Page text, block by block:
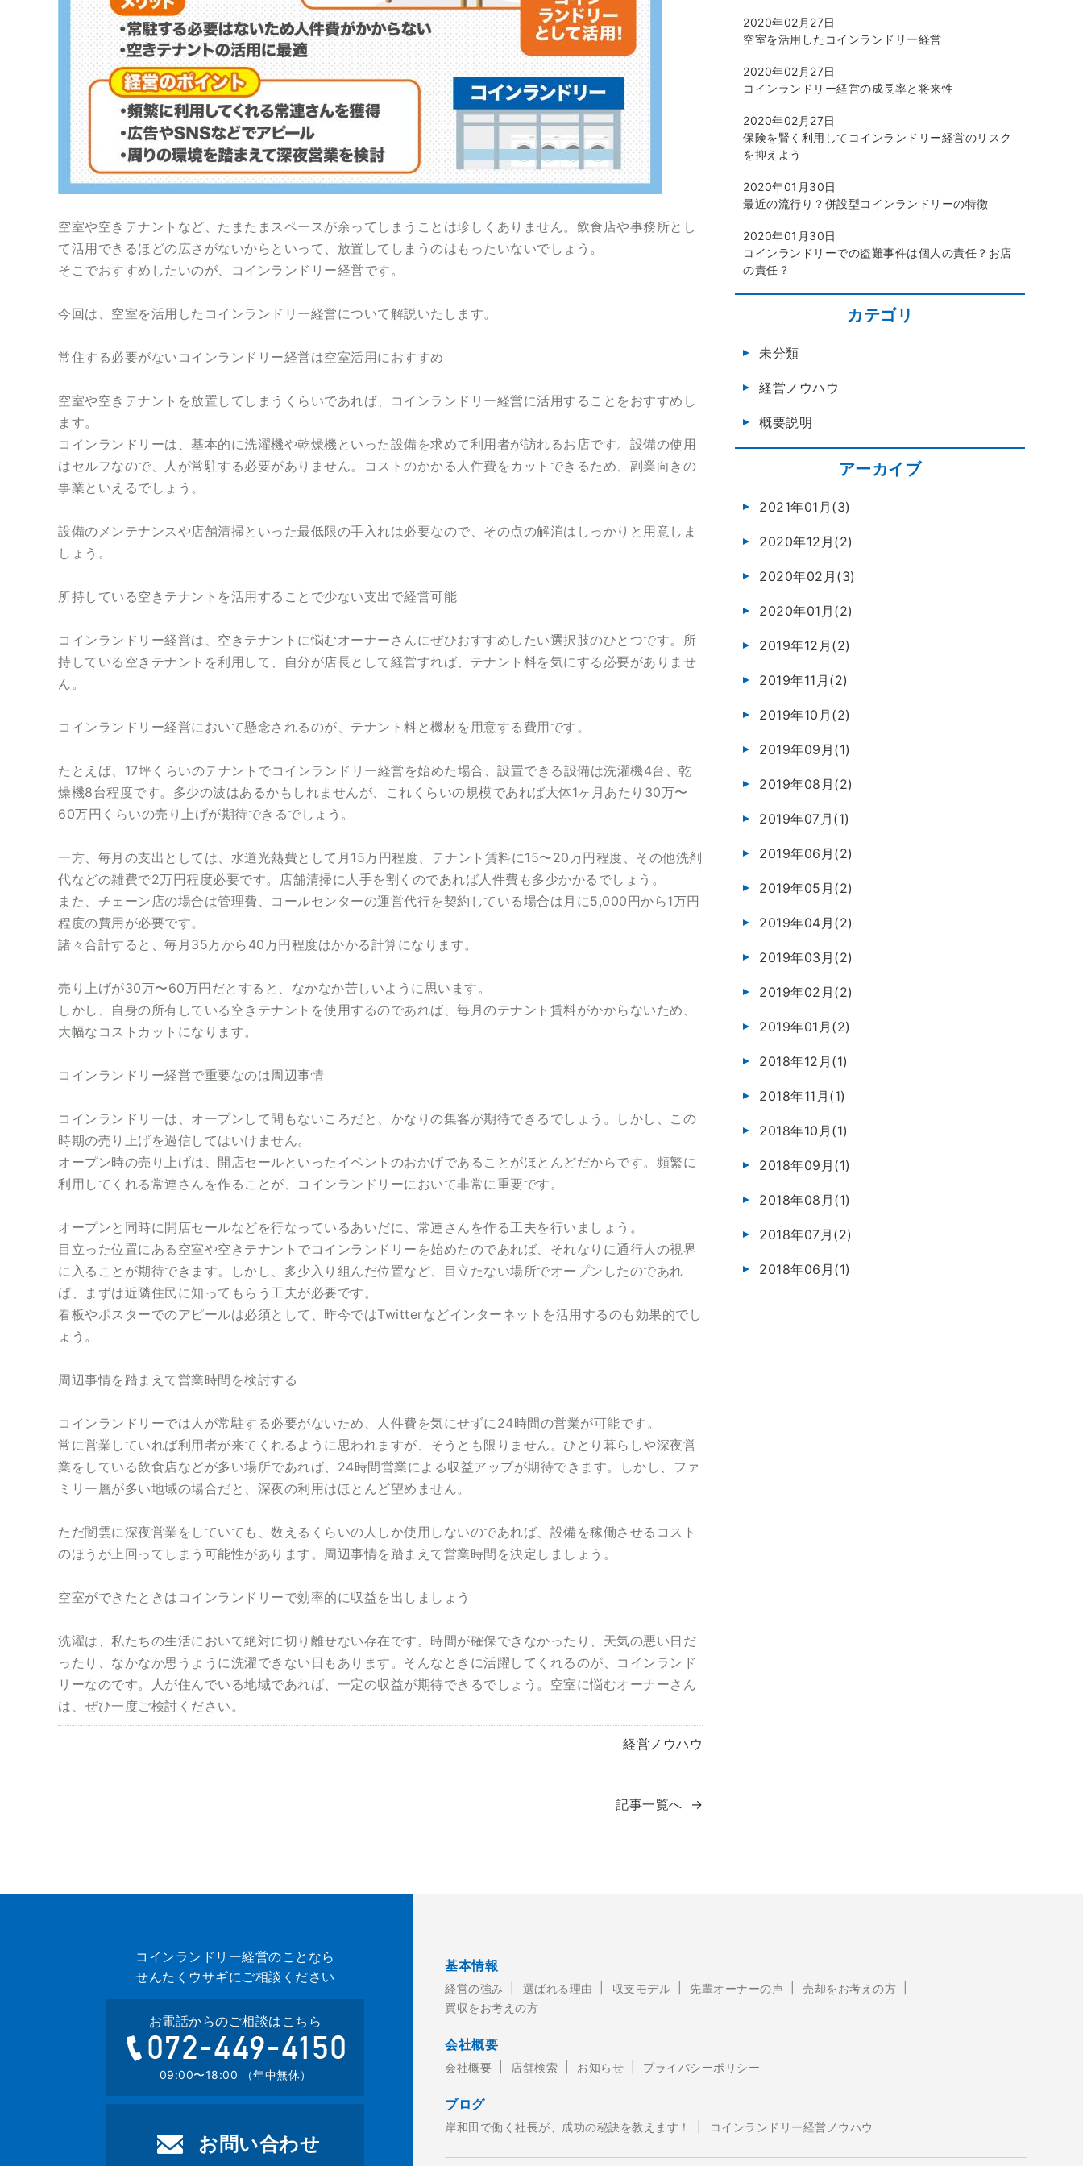
空室や空きテナントなど、たまたまスペースが余ってしまうことは珍しくありません。飲食店や事務所とし
て活用できるほどの広さがないからといって、放置してしまうのはもったいないでしょう。
そこでおすすめしたいのが、コインランドリー経営です。
今回は、空室を活用したコインランドリー経営について解説いたします。
常住する必要がないコインランドリー経営は空室活用におすすめ
空室や空きテナントを放置してしまうくらいであれば、コインランドリー経営に活用することをおすすめし
ます。
コインランドリーは、基本的に洗濯機や乾燥機といった設備を求めて利用者が訪れるお店です。設備の使用
はセルフなので、人が常駐する必要がありません。コストのかかる人件費をカットできるため、副業向きの
事業といえるでしょう。
設備のメンテナンスや店舗清掃といった最低限の手入れは必要なので、その点の解消はしっかりと用意しま
しょう。
所持している空きテナントを活用することで少ない支出で経営可能
コインランドリー経営は、空きテナントに悩むオーナーさんにぜひおすすめしたい選択肢のひとつです。所
持している空きテナントを利用して、自分が店長として経営すれば、テナント料を気にする必要がありませ
ん。
コインランドリー経営において懸念されるのが、テナント料と機材を用意する費用です。
たとえば、17坪くらいのテナントでコインランドリー経営を始めた場合、設置できる設備は洗濯機4台、乾
燥機8台程度です。多少の波はあるかもしれませんが、これくらいの規模であれば大体1ヶ月あたり30万〜
60万円くらいの売り上げが期待できるでしょう。
一方、毎月の支出としては、水道光熱費として月15万円程度、テナント賃料に15〜20万円程度、その他洗剤
代などの雑費で2万円程度必要です。店舗清掃に人手を割くのであれば人件費も多少かかるでしょう。
また、チェーン店の場合は管理費、コールセンターの運営代行を契約している場合は月に5,000円から1万円
程度の費用が必要です。
諸々合計すると、毎月35万から40万円程度はかかる計算になります。
売り上げが30万〜60万円だとすると、なかなか苦しいように思います。
しかし、自身の所有している空きテナントを使用するのであれば、毎月のテナント賃料がかからないため、
大幅なコストカットになります。
コインランドリー経営で重要なのは周辺事情
コインランドリーは、オープンして間もないころだと、かなりの集客が期待できるでしょう。しかし、この
時期の売り上げを過信してはいけません。
オープン時の売り上げは、開店セールといったイベントのおかげであることがほとんどだからです。頻繁に
利用してくれる常連さんを作ることが、コインランドリーにおいて非常に重要です。
オープンと同時に開店セールなどを行なっているあいだに、常連さんを作る工夫を行いましょう。
目立った位置にある空室や空きテナントでコインランドリーを始めたのであれば、それなりに通行人の視界
に入ることが期待できます。しかし、多少入り組んだ位置など、目立たない場所でオープンしたのであれ
ば、まずは近隣住民に知ってもらう工夫が必要です。
看板やポスターでのアピールは必須として、昨今ではTwitterなどインターネットを活用するのも効果的でし
ょう。
周辺事情を踏まえて営業時間を検討する
コインランドリーでは人が常駐する必要がないため、人件費を気にせずに24時間の営業が可能です。
常に営業していれば利用者が来てくれるように思われますが、そうとも限りません。ひとり暮らしや深夜営
業をしている飲食店などが多い場所であれば、24時間営業による収益アップが期待できます。しかし、ファ
ミリー層が多い地域の場合だと、深夜の利用はほとんど望めません。
ただ闇雲に深夜営業をしていても、数えるくらいの人しか使用しないのであれば、設備を稼働させるコスト
のほうが上回ってしまう可能性があります。周辺事情を踏まえて営業時間を決定しましょう。
空室ができたときはコインランドリーで効率的に収益を出しましょう
洗濯は、私たちの生活において絶対に切り離せない存在です。時間が確保できなかったり、天気の悪い日だ
ったり、なかなか思うように洗濯できない日もあります。そんなときに活躍してくれるのが、コインランド
リーなのです。人が住んでいる地域であれば、一定の収益が期待できるでしょう。空室に悩むオーナーさん
は、ぜひ一度ご検討ください。
経営ノウハウ
記事一覧へ
2020年02月27日
空室を活用したコインランドリー経営
2020年02月27日
コインランドリー経営の成長率と将来性
2020年02月27日
保険を賢く利用してコインランドリー経営のリスク
を抑えよう
2020年01月30日
最近の流行り？併設型コインランドリーの特徴
2020年01月30日
コインランドリーでの盗難事件は個人の責任？お店
の責任？
カテゴリ
未分類
経営ノウハウ
概要説明
アーカイブ
2021年01月(3)
2020年12月(2)
2020年02月(3)
2020年01月(2)
2019年12月(2)
2019年11月(2)
2019年10月(2)
2019年09月(1)
2019年08月(2)
2019年07月(1)
2019年06月(2)
2019年05月(2)
2019年04月(2)
2019年03月(2)
2019年02月(2)
2019年01月(2)
2018年12月(1)
2018年11月(1)
2018年10月(1)
2018年09月(1)
2018年08月(1)
2018年07月(2)
2018年06月(1)
コインランドリー経営のことなら
せんたくウサギにご相談ください
お電話からのご相談はこちら
09:00〜18:00 （年中無休）
お問い合わせ
基本情報
経営の強み 選ばれる理由 収支モデル 先輩オーナーの声
売却をお考えの方
買収をお考えの方
会社概要
会社概要 店舗検索 お知らせ プライバシーポリシー
ブログ
岸和田で働く社長が、成功の秘訣を教えます！ コインランドリー経営ノウハウ